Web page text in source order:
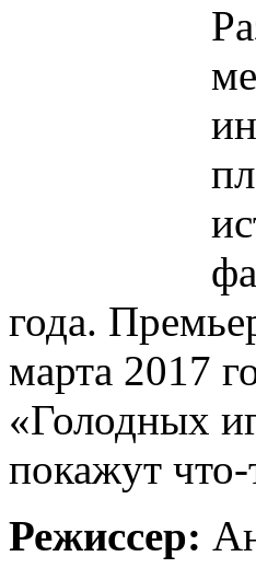
года.
марта 2017
«Голодных
покажут
Режиссер: